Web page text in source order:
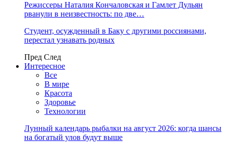
Режиссеры Наталия Кончаловская и Гамлет Дульян
рванули в неизвестность: по две…
Студент, осужденный в Баку с другими россиянами,
перестал узнавать родных
Пред След
Интересное
Все
В мире
Красота
Здоровье
Технологии
Лунный календарь рыбалки на август 2026: когда шансы
на богатый улов будут выше